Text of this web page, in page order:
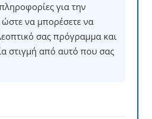
για την
να μπορέσετε να
σας πρόγραμμα και
στιγμή από αυτό που σας